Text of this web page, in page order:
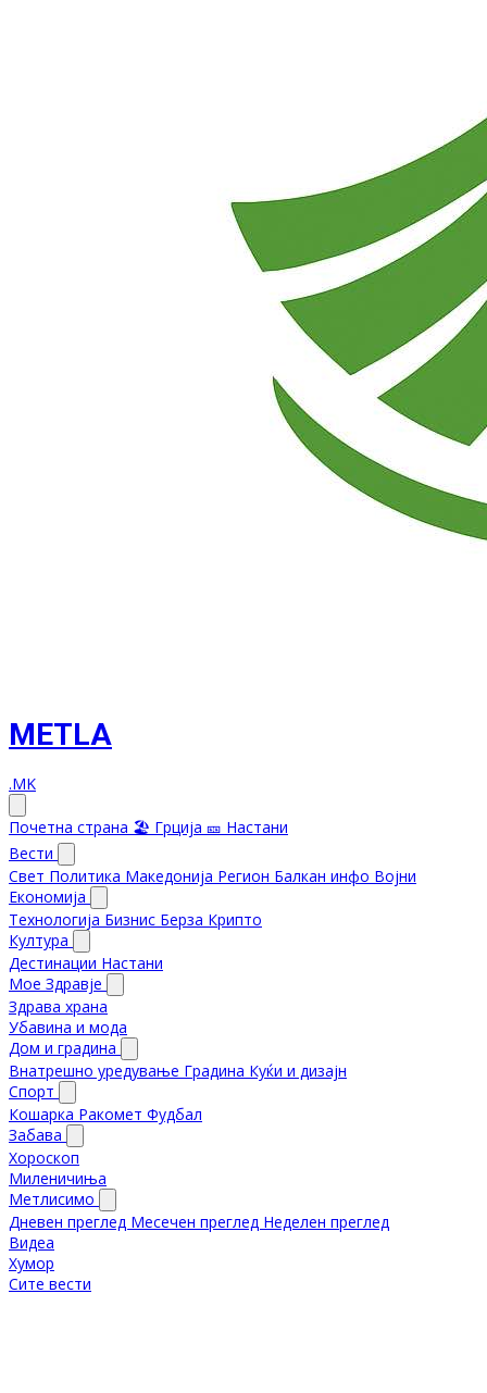
METLA
.MK
Почетна страна 🏖️ Грција 🎫 Настани
Вести
Свет Политика Македонија Регион Балкан инфо Војни
Економија
Технологија Бизнис Берза Крипто
Култура
Дестинации Настани
Мое Здравје
Здрава храна
Убавина и мода
Дом и градина
Внатрешно уредување Градина Куќи и дизајн
Спорт
Кошарка Ракомет Фудбал
Забава
Хороскоп
Миленичиња
Метлисимо
Дневен преглед Месечен преглед Неделен преглед
Видеа
Хумор
Сите вести